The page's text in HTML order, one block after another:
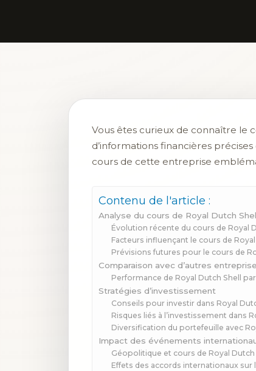
Vous êtes curieux de connaître le
d’informations financières
cours de cette entreprise
Contenu de l'article :
Analyse du cours de Royal Dutch
Évolution récente du cours de Royal
Facteurs influençant le cours de Royal
Prévisions futures pour le cours de
Comparaison avec d’autres
Performance de Royal Dutch Shell
Stratégies d’investissement
Conseils pour investir dans Royal
Risques liés à l’investissement dans
Diversification du portefeuille avec
Impact des événements
Géopolitique et cours de Royal Dutch
Effets des accords internationaux sur